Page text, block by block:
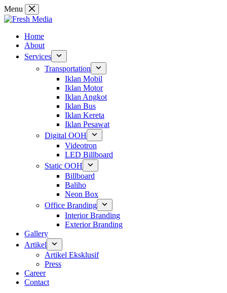
Skip
to
Menu
Home
About
Services
Transportation
Iklan Mobil
Iklan Motor
Iklan Angkot
Iklan Bus
Iklan Kereta
Iklan Pesawat
Digital OOH
Videotron
LED Billboard
Static OOH
Billboard
Baliho
Neon Box
Office Branding
Interior Branding
Exterior Branding
Gallery
Artikel
Artikel Eksklusif
Press
Career
Contact